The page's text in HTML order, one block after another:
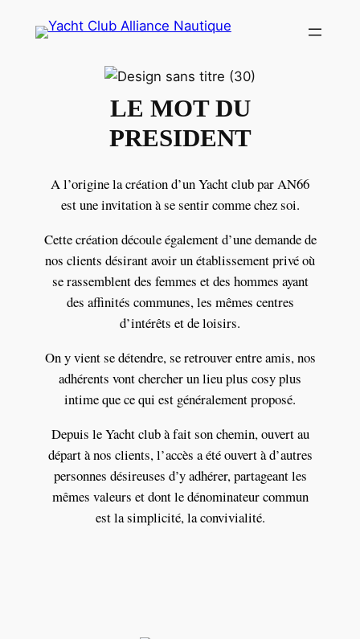
LE MOT DU
PRESIDENT
A l’origine la création d’un Yacht club par AN66
est une invitation à se sentir comme chez soi.
Cette création découle également d’une demande de
nos clients désirant avoir un établissement privé où
se rassemblent des femmes et des hommes ayant
des affinités communes, les mêmes centres
d’intérêts et de loisirs.
On y vient se détendre, se retrouver entre amis, nos
adhérents vont chercher un lieu plus cosy plus
intime que ce qui est généralement proposé.
Depuis le Yacht club à fait son chemin, ouvert au
départ à nos clients, l’accès a été ouvert à d’autres
personnes désireuses d’y adhérer, partageant les
mêmes valeurs et dont le dénominateur commun
est la simplicité, la convivialité.